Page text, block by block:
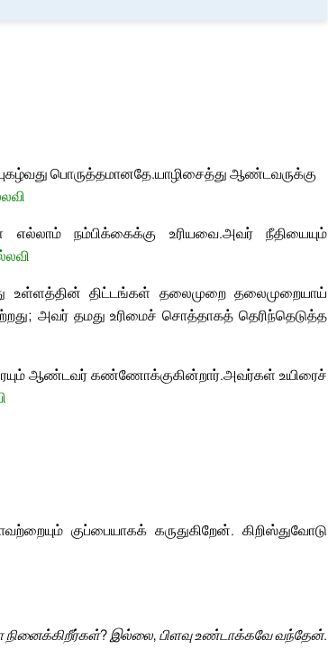
பொருத்தமானதே.யாழிசைத்து ஆண்டவருக்கு
நம்பிக்கைக்கு உரியவை.அவர் நீதியையும்
திட்டங்கள் தலைமுறை தலைமுறையாய்
அவர் தமது உரிமைச் சொத்தாகத் தெரிந்தெடுத்த
ஆண்டவர் கண்ணோக்குகின்றார்.அவர்கள் உயிரைச்
குப்பையாகக் கருதுகிறேன். கிறிஸ்துவோடு
இல்லை, பிளவு உண்டாக்கவே வந்தேன்.